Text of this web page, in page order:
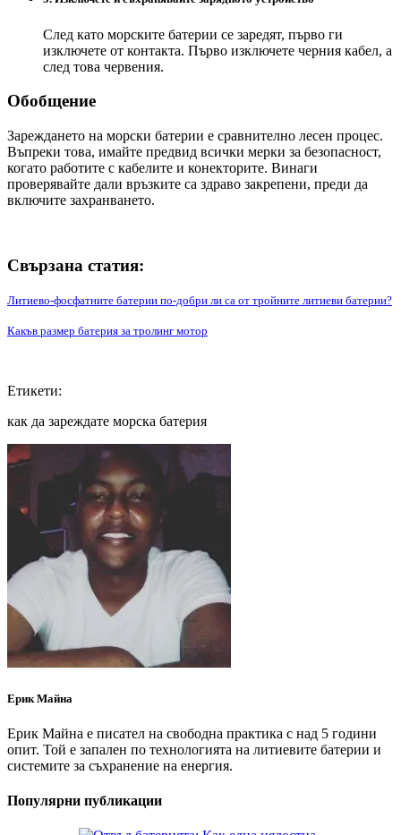
След като морските батерии се заредят, първо ги
изключете от контакта. Първо изключете черния кабел, а
след това червения.
Обобщение
Зареждането на морски батерии е сравнително лесен процес.
Въпреки това, имайте предвид всички мерки за безопасност,
когато работите с кабелите и конекторите. Винаги
проверявайте дали връзките са здраво закрепени, преди да
включите захранването.
Свързана статия:
Литиево-фосфатните батерии по-добри ли са от тройните литиеви батерии?
Какъв размер батерия за тролинг мотор
Етикети:
как да зареждате морска батерия
Ерик Майна
Ерик Майна е писател на свободна практика с над 5 години
опит. Той е запален по технологията на литиевите батерии и
системите за съхранение на енергия.
Популярни публикации